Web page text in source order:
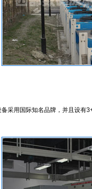
用国际知名品牌，并且设有